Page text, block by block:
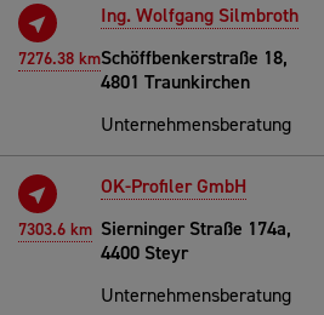
7276.38 km
Ing. Wolfgang Silmbroth
Schöffbenkerstraße 18,
4801 Traunkirchen
Unternehmensberatung
7303.6 km
OK-Profiler GmbH
Sierninger Straße 174a,
4400 Steyr
Unternehmensberatung